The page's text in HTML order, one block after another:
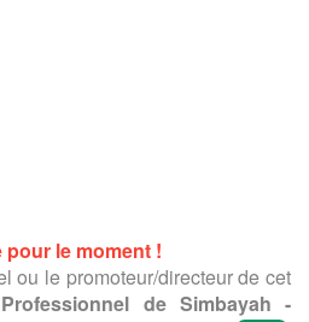
le moment !
ou le promoteur/directeur de cet
de Simbayah -